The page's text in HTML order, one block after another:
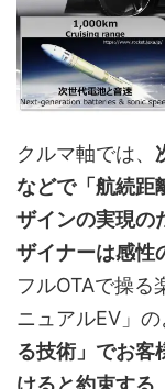
クルマ軸では、
などで「航続
ザインの実現の
ザイナーは感性
フルOTAで操る
ニュアルEV」の
る技術」でお客
けると約束する。